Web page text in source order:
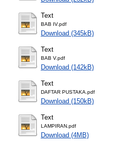
Text
BAB IV.pdf
Download (345kB)
Text
BAB V.pdf
Download (142kB)
Text
DAFTAR PUSTAKA.pdf
Download (150kB)
Text
LAMPIRAN.pdf
Download (4MB)